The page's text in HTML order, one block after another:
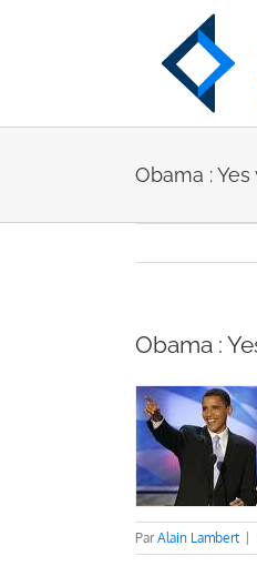
Obama :
Obama :
ParAlain Lambert